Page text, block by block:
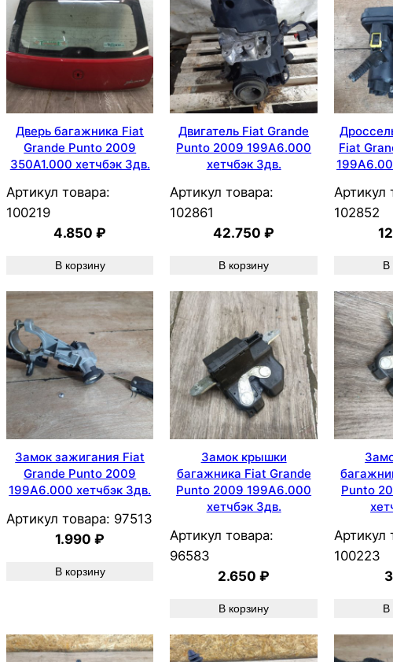
Дверь багажника Fiat
Grande Punto 2009
350A1.000 хетчбэк 3дв.
Артикул товара:
100219
4.850₽
В корзину
Двигатель Fiat Grande
Punto 2009 199A6.000
хетчбэк 3дв.
Артикул товара:
102861
42.750₽
В корзину
Fiat
Артикул
102852
В
Замок зажигания Fiat
Grande Punto 2009
199A6.000 хетчбэк 3дв.
Артикул товара: 97513
1.990₽
В корзину
Замок крышки
багажника Fiat Grande
Punto 2009 199A6.000
хетчбэк 3дв.
Артикул товара:
96583
2.650₽
В корзину
Punto
Артикул
100223
В